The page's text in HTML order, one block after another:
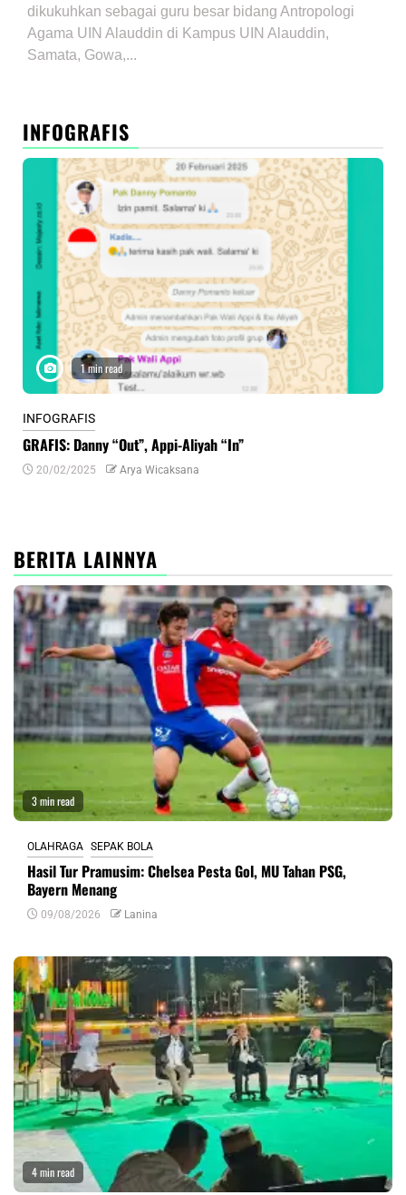
dikukuhkan sebagai guru besar bidang Antropologi
Agama UIN Alauddin di Kampus UIN Alauddin,
Samata, Gowa,...
INFOGRAFIS
1 min read
INFOGRAFIS
GRAFIS: Danny “Out”, Appi-Aliyah “In”
20/02/2025 Arya Wicaksana
BERITA LAINNYA
3 min read
OLAHRAGA SEPAK BOLA
Hasil Tur Pramusim: Chelsea Pesta Gol, MU Tahan PSG,
Bayern Menang
09/08/2026 Lanina
4 min read